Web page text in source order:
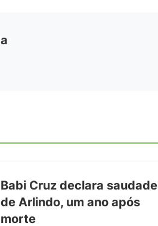
Babi Cruz declara saudade
de Arlindo, um ano após
morte